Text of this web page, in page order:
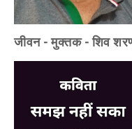
जीवन - मुक्तक - शिव